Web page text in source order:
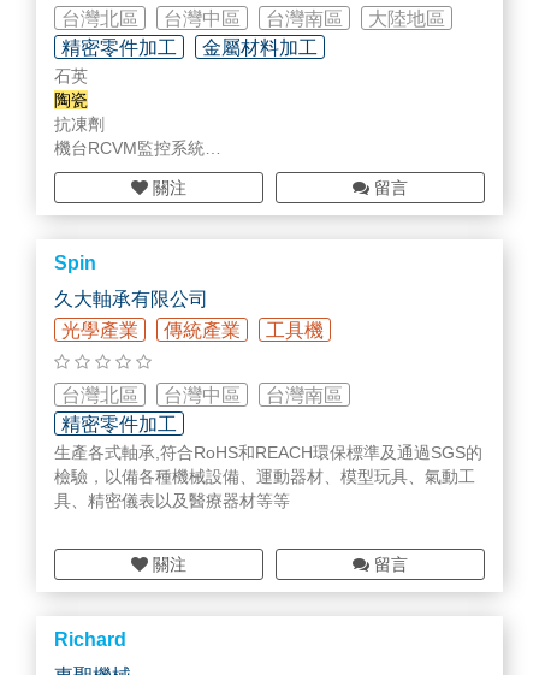
【熱分析儀】
TIM - Tester 熱介面材料測試
熱分析儀
熱分析樣品測試，樣品委測
新型攜帶型差式掃描熱分析儀
熱重熱分析儀
差示熱分析儀
差示掃描示熱分析儀
(超高溫)同步熱分析儀
熱膨脹熱分析儀
熱機械熱分析儀
薄膜熱傳導分析儀
熱擴散/熱傳導分析儀
【稀土原物料、氧化鋯球與各式材料 & 自主研發及新開發
材料】
台灣北區 台灣中區 台灣南區
大陸地區
精密零件加工
金屬材料加工
智慧工廠規劃/設備/部品
石英
陶瓷
抗凍劑
機台RCVM監控系統
金屬加工件
設備工程改造
工程塑膠設計製造
無塵室不鏽鋼櫥櫃推車
中古停產零件買賣
O-ring
關注 留言
Spin
久大軸承有限公司
光學產業
傳統產業 工具機
台灣北區 台灣中區
台灣南區
精密零件加工
生產各式軸承,符合RoHS和REACH環保標準及通過SGS的
檢驗，以備各種機械設備、運動器材、模型玩具、氣動工
具、精密儀表以及醫療器材等等
關注 留言
Richard